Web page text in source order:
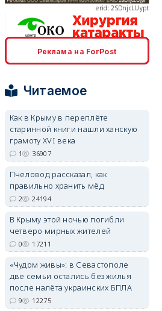
Минкультуры может
изменить правила стройки у
форта «Северная
Балаклава»
«Несчастливую» половину ТСН
присоединить к «везучей».
05/08/2026 20:01 2082
erid: 2SDnjdvhGXG
Реклама на ForPost
Читаемое
Как в Крыму в переплёте
старинной книги нашли ханскую
грамоту XVI века
1 36907
Пчеловод рассказал, как
правильно хранить мёд
2 24194
В Крыму этой ночью погибли
четверо мирных жителей
0 17211
«Чудом живы»: в Севастополе
две семьи остались без жилья
после налёта украинских БПЛА
9 12275